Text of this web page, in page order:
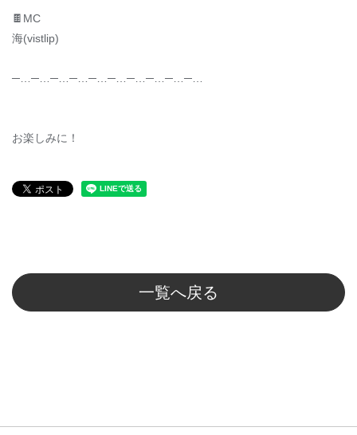
🍫MC
海(vistlip)
─…─…─…─…─…─…─…─…─…─…
お楽しみに！
一覧へ戻る